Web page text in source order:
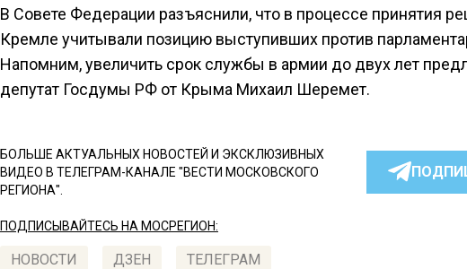
В Совете Федерации разъяснили, что в процессе принятия
Кремле учитывали позицию выступивших против
Напомним, увеличить срок службы в армии до двух лет
депутат Госдумы РФ от Крыма Михаил Шеремет.
БОЛЬШЕ АКТУАЛЬНЫХ НОВОСТЕЙ И ЭКСКЛЮЗИВНЫХ
ВИДЕО В ТЕЛЕГРАМ-КАНАЛЕ "ВЕСТИ МОСКОВСКОГО
РЕГИОНА".
ПОДПИСЫВАЙТЕСЬ НА МОСРЕГИОН:
НОВОСТИ ДЗЕН ТЕЛЕГРАМ